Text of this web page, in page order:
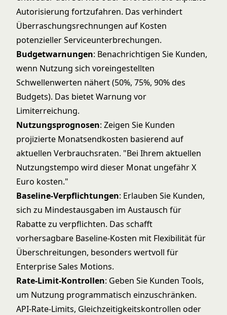
Autorisierung fortzufahren. Das verhindert
Überraschungsrechnungen auf Kosten
potenzieller Serviceunterbrechungen.
Budgetwarnungen: Benachrichtigen Sie Kunden,
wenn Nutzung sich voreingestellten
Schwellenwerten nähert (50%, 75%, 90% des
Budgets). Das bietet Warnung vor
Limiterreichung.
Nutzungsprognosen: Zeigen Sie Kunden
projizierte Monatsendkosten basierend auf
aktuellen Verbrauchsraten. "Bei Ihrem aktuellen
Nutzungstempo wird dieser Monat ungefähr X
Euro kosten."
Baseline-Verpflichtungen: Erlauben Sie Kunden,
sich zu Mindestausgaben im Austausch für
Rabatte zu verpflichten. Das schafft
vorhersagbare Baseline-Kosten mit Flexibilität für
Überschreitungen, besonders wertvoll für
Enterprise Sales Motions.
Rate-Limit-Kontrollen: Geben Sie Kunden Tools,
um Nutzung programmatisch einzuschränken.
API-Rate-Limits, Gleichzeitigkeitskontrollen oder